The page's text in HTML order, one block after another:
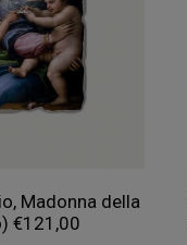
Madonna della
€121,00